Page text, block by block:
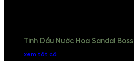
Tinh Dầu Nước Hoa Sandal Boss
xem tất cả